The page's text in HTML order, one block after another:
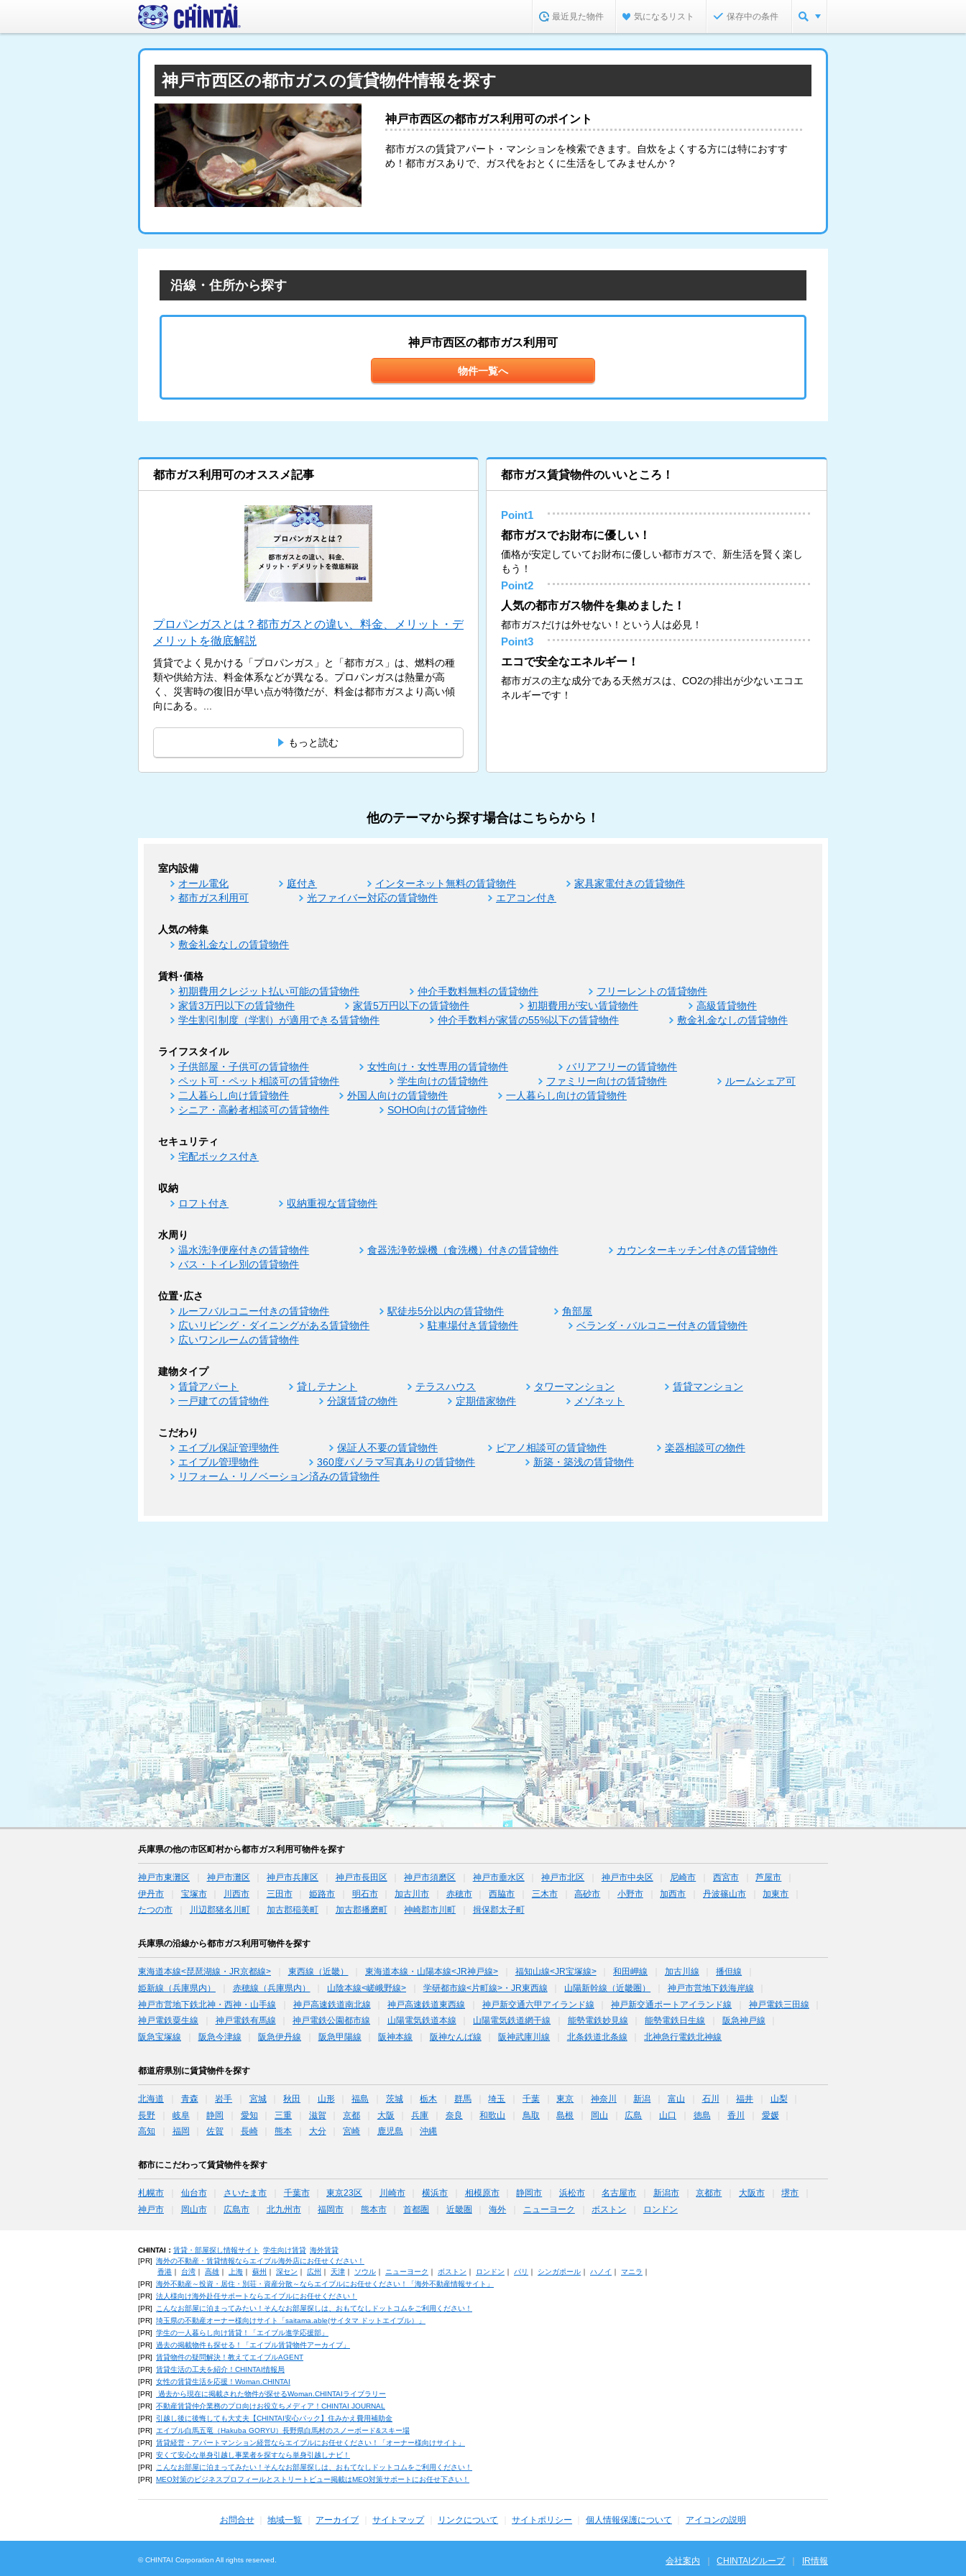
最近見た物件 気になるリスト 保存中の条件
神戸市西区の都市ガスの賃貸物件情報を探す
神戸市西区の都市ガス利用可のポイント
都市ガスの賃貸アパート・マンションを検索できます。自炊をよくする方には特におすす
め！都市ガスありで、ガス代をおとくに生活をしてみませんか？
沿線・住所から探す
神戸市西区の都市ガス利用可
物件一覧へ
都市ガス利用可のオススメ記事
プロパンガスとは？都市ガスとの違い、料金、メリット・デ
メリットを徹底解説
賃貸でよく見かける「プロパンガス」と「都市ガス」は、燃料の種
類や供給方法、料金体系などが異なる。プロパンガスは熱量が高
く、災害時の復旧が早い点が特徴だが、料金は都市ガスより高い傾
向にある。...
もっと読む
都市ガス賃貸物件のいいところ！
Point1
都市ガスでお財布に優しい！
価格が安定していてお財布に優しい都市ガスで、新生活を賢く楽し
もう！
Point2
人気の都市ガス物件を集めました！
都市ガスだけは外せない！という人は必見！
Point3
エコで安全なエネルギー！
都市ガスの主な成分である天然ガスは、CO2の排出が少ないエコエ
ネルギーです！
他のテーマから探す場合はこちらから！
室内設備
オール電化 庭付き インターネット無料の賃貸物件
家具家電付きの賃貸物件
都市ガス利用可
光ファイバー対応の賃貸物件 エアコン付き
人気の特集
敷金礼金なしの賃貸物件
賃料･価格
初期費用クレジット払い可能の賃貸物件 仲介手数料無料の賃貸物件
フリーレントの賃貸物件
家賃3万円以下の賃貸物件
家賃5万円以下の賃貸物件 初期費用が安い賃貸物件
高級賃貸物件
学生割引制度（学割）が適用できる賃貸物件
仲介手数料が家賃の55%以下の賃貸物件 敷金礼金なしの賃貸物件
ライフスタイル
子供部屋・子供可の賃貸物件 女性向け・女性専用の賃貸物件
バリアフリーの賃貸物件
ペット可・ペット相談可の賃貸物件
学生向けの賃貸物件 ファミリー向けの賃貸物件
ルームシェア可
二人暮らし向け賃貸物件
外国人向けの賃貸物件
一人暮らし向けの賃貸物件
シニア・高齢者相談可の賃貸物件
SOHO向けの賃貸物件
セキュリティ
宅配ボックス付き
収納
ロフト付き 収納重視な賃貸物件
水周り
温水洗浄便座付きの賃貸物件 食器洗浄乾燥機（食洗機）付きの賃貸物件
カウンターキッチン付きの賃貸物件
バス・トイレ別の賃貸物件
位置･広さ
ルーフバルコニー付きの賃貸物件 駅徒歩5分以内の賃貸物件
角部屋
広いリビング・ダイニングがある賃貸物件
駐車場付き賃貸物件
ベランダ・バルコニー付きの賃貸物件
広いワンルームの賃貸物件
建物タイプ
賃貸アパート 貸しテナント テラスハウス タワーマンション
賃貸マンション
一戸建ての賃貸物件
分譲賃貸の物件 定期借家物件 メゾネット
こだわり
エイブル保証管理物件 保証人不要の賃貸物件 ピアノ相談可の賃貸物件
楽器相談可の物件
エイブル管理物件
360度パノラマ写真ありの賃貸物件
新築・築浅の賃貸物件
リフォーム・リノベーション済みの賃貸物件
兵庫県の他の市区町村から都市ガス利用可物件を探す
神戸市東灘区 神戸市灘区 神戸市兵庫区 神戸市長田区 神戸市須磨区 神戸市垂水区 神戸市北区 神戸市中央区 尼崎市 西宮市
芦屋市
伊丹市
宝塚市 川西市 三田市 姫路市 明石市 加古川市 赤穂市 西脇市 三木市 高砂市 小野市 加西市 丹波篠山市
加東市
たつの市
川辺郡猪名川町 加古郡稲美町 加古郡播磨町 神崎郡市川町 揖保郡太子町
兵庫県の沿線から都市ガス利用可物件を探す
東海道本線<琵琶湖線・JR京都線> 東西線（近畿） 東海道本線・山陽本線<JR神戸線> 福知山線<JR宝塚線> 和田岬線 加古川線
播但線
姫新線（兵庫県内）
赤穂線（兵庫県内） 山陰本線<嵯峨野線> 学研都市線<片町線>・JR東西線 山陽新幹線（近畿圏）
神戸市営地下鉄海岸線
神戸市営地下鉄北神・西神・山手線
神戸高速鉄道南北線 神戸高速鉄道東西線 神戸新交通六甲アイランド線 神戸新交通ポートアイランド線
神戸電鉄三田線
神戸電鉄粟生線
神戸電鉄有馬線 神戸電鉄公園都市線 山陽電気鉄道本線 山陽電気鉄道網干線 能勢電鉄妙見線 能勢電鉄日生線
阪急神戸線
阪急宝塚線
阪急今津線 阪急伊丹線 阪急甲陽線 阪神本線 阪神なんば線 阪神武庫川線 北条鉄道北条線 北神急行電鉄北神線
都道府県別に賃貸物件を探す
北海道 青森 岩手 宮城 秋田 山形 福島 茨城 栃木 群馬 埼玉 千葉 東京 神奈川 新潟 富山 石川 福井
山梨
長野
岐阜 静岡 愛知 三重 滋賀 京都 大阪 兵庫 奈良 和歌山 鳥取 島根 岡山 広島 山口 徳島 香川
愛媛
高知
福岡 佐賀 長崎 熊本 大分 宮崎 鹿児島 沖縄
都市にこだわって賃貸物件を探す
札幌市 仙台市 さいたま市 千葉市 東京23区 川崎市 横浜市 相模原市 静岡市 浜松市 名古屋市 新潟市 京都市 大阪市
堺市
神戸市
岡山市 広島市 北九州市 福岡市 熊本市 首都圏 近畿圏 海外 ニューヨーク ボストン ロンドン
CHINTAI： 賃貸・部屋探し情報サイト 学生向け賃貸 海外賃貸
[PR] 海外の不動産・賃貸情報ならエイブル海外店にお任せください！
香港｜ 台湾｜ 高雄｜ 上海｜ 蘇州 ｜ 深セン ｜ 広州 ｜ 天津｜ ソウル｜ ニューヨーク ｜ ボストン ｜ ロンドン ｜ パリ ｜ シンガポール｜ ハノイ ｜ マニラ ｜
[PR] 海外不動産～投資・居住・別荘・資産分散～ならエイブルにお任せください！「海外不動産情報サイト」
[PR] 法人様向け海外赴任サポートならエイブルにお任せください！
[PR]
こんなお部屋に泊まってみたい！そんなお部屋探しは、おもてなしドットコムをご利用ください！
[PR] 埼玉県の不動産オーナー様向けサイト「saitama.able(サイタマ ドットエイブル）」
[PR] 学生の一人暮らし向け賃貸！「エイブル進学応援部」
[PR] 過去の掲載物件も探せる！「エイブル賃貸物件アーカイブ」
[PR] 賃貸物件の疑問解決！教えてエイブルAGENT
[PR] 賃貸生活の工夫を紹介！CHINTAI情報局
[PR] 女性の賃貸生活を応援！Woman.CHINTAI
[PR]
過去から現在に掲載された物件が探せるWoman.CHINTAIライブラリー
[PR] 不動産賃貸仲介業務のプロ向けお役立ちメディア！CHINTAI JOURNAL
[PR]
引越し後に後悔しても大丈夫【CHINTAI安心パック】住みかえ費用補助金
[PR]
エイブル白馬五竜（Hakuba GORYU）長野県白馬村のスノーボード&スキー場
[PR] 賃貸経営・アパートマンション経営ならエイブルにお任せください！「オーナー様向けサイト」
[PR] 安くて安心な単身引越し事業者を探すなら単身引越しナビ！
[PR]
こんなお部屋に泊まってみたい！そんなお部屋探しは、おもてなしドットコムをご利用ください！
[PR] MEO対策のビジネスプロフィールとストリートビュー掲載はMEO対策サポートにお任せ下さい！
お問合せ 地域一覧 アーカイブ サイトマップ リンクについて サイトポリシー 個人情報保護について アイコンの説明
会社案内 CHINTAIグループ IR情報
© CHINTAI Corporation All rights reserved.